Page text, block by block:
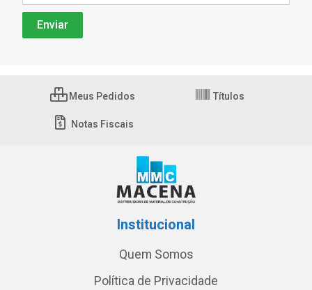
Meus Pedidos Títulos
Notas Fiscais
Institucional
Quem Somos
Política de Privacidade